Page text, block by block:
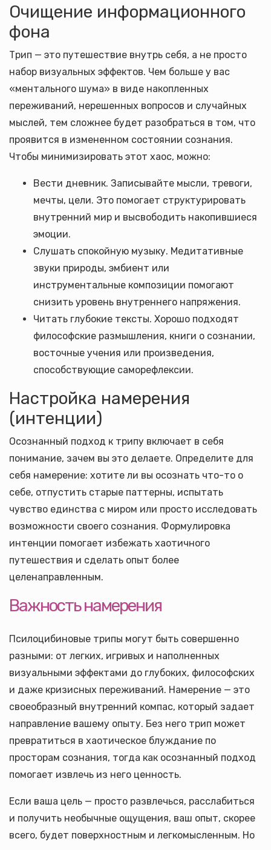
Очищение информационного
фона
Трип — это путешествие внутрь себя, а не просто
набор визуальных эффектов. Чем больше у вас
«ментального шума» в виде накопленных
переживаний, нерешенных вопросов и случайных
мыслей, тем сложнее будет разобраться в том, что
проявится в измененном состоянии сознания.
Чтобы минимизировать этот хаос, можно:
Вести дневник. Записывайте мысли, тревоги,
мечты, цели. Это помогает структурировать
внутренний мир и высвободить накопившиеся
эмоции.
Слушать спокойную музыку. Медитативные
звуки природы, эмбиент или
инструментальные композиции помогают
снизить уровень внутреннего напряжения.
Читать глубокие тексты. Хорошо подходят
философские размышления, книги о сознании,
восточные учения или произведения,
способствующие саморефлексии.
Настройка намерения
(интенции)
Осознанный подход к трипу включает в себя
понимание, зачем вы это делаете. Определите для
себя намерение: хотите ли вы осознать что-то о
себе, отпустить старые паттерны, испытать
чувство единства с миром или просто исследовать
возможности своего сознания. Формулировка
интенции помогает избежать хаотичного
путешествия и сделать опыт более
целенаправленным.
Важность намерения
Псилоцибиновые трипы могут быть совершенно
разными: от легких, игривых и наполненных
визуальными эффектами до глубоких, философских
и даже кризисных переживаний. Намерение — это
своеобразный внутренний компас, который задает
направление вашему опыту. Без него трип может
превратиться в хаотическое блуждание по
просторам сознания, тогда как осознанный подход
помогает извлечь из него ценность.
Если ваша цель — просто развлечься, расслабиться
и получить необычные ощущения, ваш опыт, скорее
всего, будет поверхностным и легкомысленным. Но